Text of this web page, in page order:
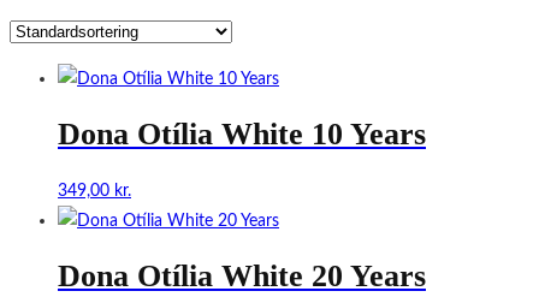
Dona Otília White 10 Years
349,00 kr.
Dona Otília White 20 Years